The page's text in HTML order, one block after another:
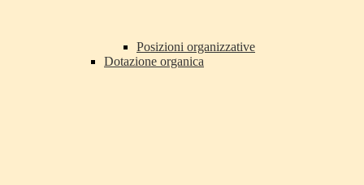
Posizioni organizzative
Dotazione organica